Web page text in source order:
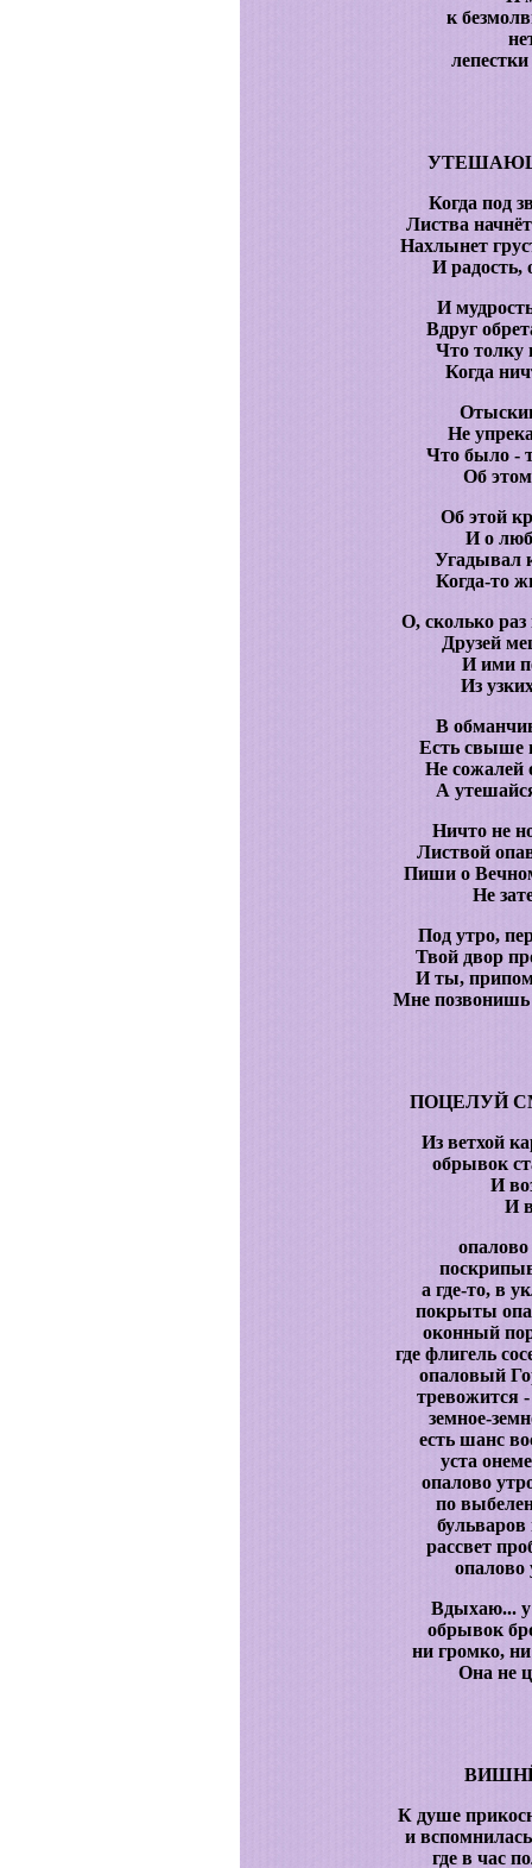
к
Когда под
Листва
Нахлынет
И радость,
И
Вдруг
Что толку
Когда
Не
Что было -
Об
Об этой
И о
Угадывал
Когда-то
О, сколько
Друзей
И ими
Из
В
Есть свыше
Не сожалей
А
Ничто не
Листвой
Пиши о
Не
Под утро,
Твой двор
И ты,
Мне
ПОЦЕЛУЙ
Из ветхой
обрывок
И
И
опалово
а где-то, в
покрыты
оконный
где флигель
опаловый
тревожится
земное-
есть шанс
уста
опалово
по
бульваров
рассвет
опалово
Вдыхаю... у
обрывок
ни громко,
Она не
К душе
и
где в час